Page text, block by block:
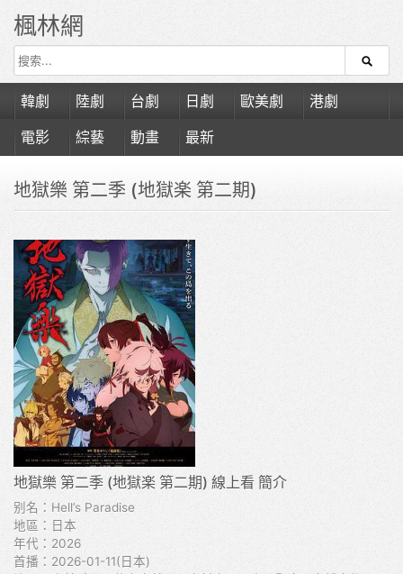
楓林網
韓劇 陸劇 台劇 日劇 歐美劇
港劇
電影
綜藝 動畫 最新
地獄樂 第二季 (地獄楽 第二期)
地獄樂 第二季 (地獄楽 第二期) 線上看 簡介
别名：Hell’s Paradise
地區：日本
年代：2026
首播：2026-01-11(日本)